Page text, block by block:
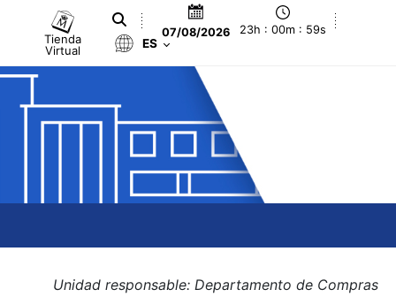
Tienda
Virtual
07/08/2026 23h : 00m : 59s
ES
Unidad responsable: Departamento de Compras